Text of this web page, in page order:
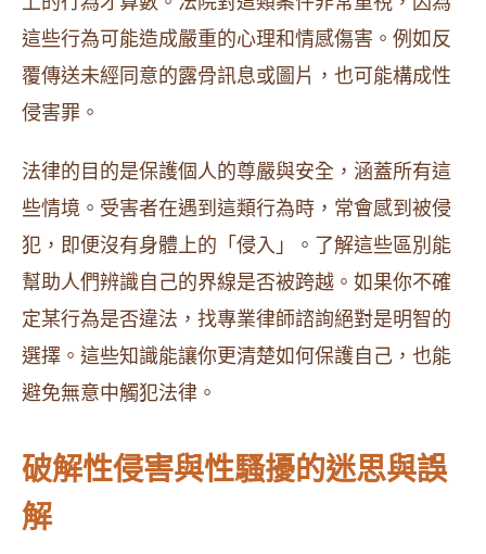
這些行為可能造成嚴重的心理和情感傷害。例如反
覆傳送未經同意的露骨訊息或圖片，也可能構成性
侵害罪。
法律的目的是保護個人的尊嚴與安全，涵蓋所有這
些情境。受害者在遇到這類行為時，常會感到被侵
犯，即便沒有身體上的「侵入」。了解這些區別能
幫助人們辨識自己的界線是否被跨越。如果你不確
定某行為是否違法，找專業律師諮詢絕對是明智的
選擇。這些知識能讓你更清楚如何保護自己，也能
避免無意中觸犯法律。
破解性侵害與性騷擾的迷思與誤
解